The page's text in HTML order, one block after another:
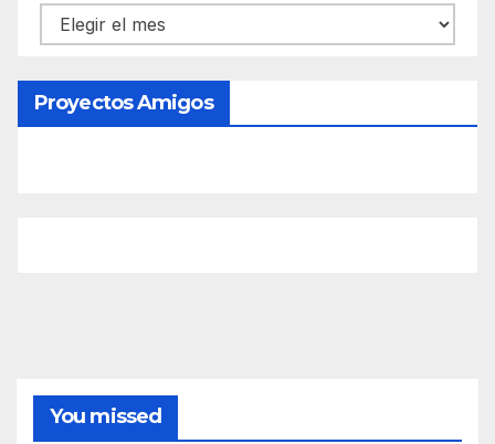
Contenido
Proyectos Amigos
You missed